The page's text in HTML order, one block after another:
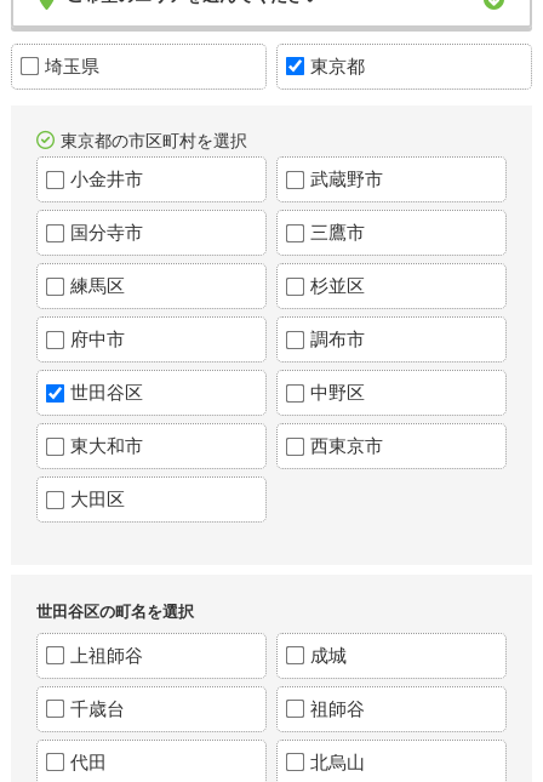
埼玉県 東京都
東京都の市区町村を選択
小金井市 武蔵野市
国分寺市 三鷹市
練馬区 杉並区
府中市 調布市
世田谷区 中野区
東大和市 西東京市
大田区
世田谷区の町名を選択
上祖師谷 成城
千歳台 祖師谷
代田 北烏山